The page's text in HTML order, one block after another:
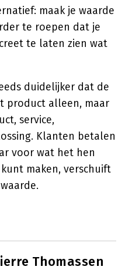
maak je waarde
te roepen dat je
te laten zien wat
duidelijker dat de
product alleen, maar
service,
Klanten betalen
voor wat het hen
maken, verschuift
Thomassen